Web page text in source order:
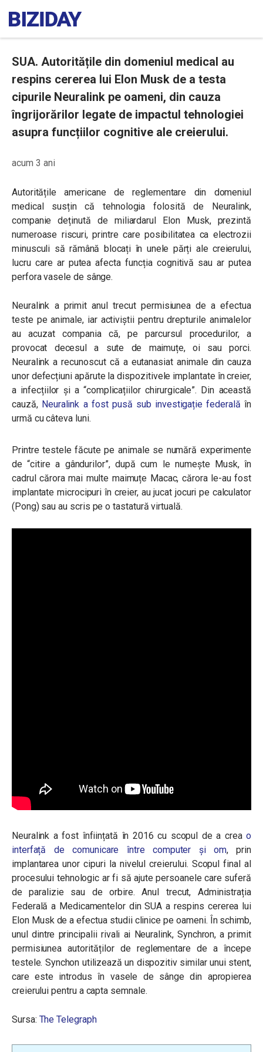
SUA. Autoritățile din domeniul medical au
respins cererea lui Elon Musk de a testa
cipurile Neuralink pe oameni, din cauza
îngrijorărilor legate de impactul tehnologiei
asupra funcțiilor cognitive ale creierului.
acum 3 ani
Autoritățile americane de reglementare din domeniul
medical susțin că tehnologia folosită de Neuralink,
companie deținută de miliardarul Elon Musk, prezintă
numeroase riscuri, printre care posibilitatea ca electrozii
minusculi să rămână blocați în unele părți ale creierului,
lucru care ar putea afecta funcția cognitivă sau ar putea
perfora vasele de sânge.
Neuralink a primit anul trecut permisiunea de a efectua
teste pe animale, iar activiștii pentru drepturile animalelor
au acuzat compania că, pe parcursul procedurilor, a
provocat decesul a sute de maimuțe, oi sau porci.
Neuralink a recunoscut că a eutanasiat animale din cauza
unor defecțiuni apărute la dispozitivele implantate în creier,
a infecțiilor și a “complicațiilor chirurgicale”. Din această
cauză, Neuralink a fost pusă sub investigație federală în
urmă cu câteva luni.
Printre testele făcute pe animale se numără experimente
de “citire a gândurilor”, după cum le numește Musk, în
cadrul cărora mai multe maimuțe Macac, cărora le-au fost
implantate microcipuri în creier, au jucat jocuri pe calculator
(Pong) sau au scris pe o tastatură virtuală.
Neuralink a fost înființată în 2016 cu scopul de a creao
interfață de comunicare între computer și om, prin
implantarea unor cipuri la nivelul creierului. Scopul final al
procesului tehnologic ar fi să ajute persoanele care suferă
de paralizie sau de orbire. Anul trecut, Administrația
Federală a Medicamentelor din SUA a respins cererea lui
Elon Musk de a efectua studii clinice pe oameni. În schimb,
unul dintre principalii rivali ai Neuralink, Synchron, a primit
permisiunea autorităților de reglementare de a începe
testele. Synchon utilizează un dispozitiv similar unui stent,
care este introdus în vasele de sânge din apropierea
creierului pentru a capta semnale.
Sursa: The Telegraph